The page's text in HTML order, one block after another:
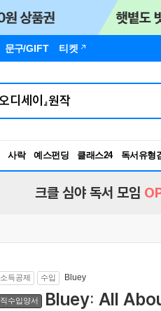
문구/GIFT 티켓
사락 예스펀딩 클래스24
독서유형
RBTI Lab
크클 심야 독서 모임
소득공제 수입 Bluey
직수입양서 Bluey: All